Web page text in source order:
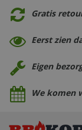
Gratis
Eerst zien
Eigen
We komen